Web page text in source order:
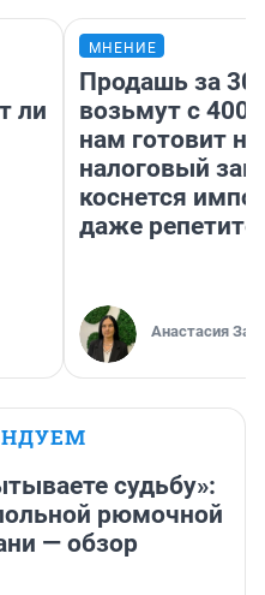
ли
МНЕНИЕ
Продашь за
возьмут с
нам готовит
налоговый
коснется
даже
Анастасия
судьбу»:
рюмочной
— обзор